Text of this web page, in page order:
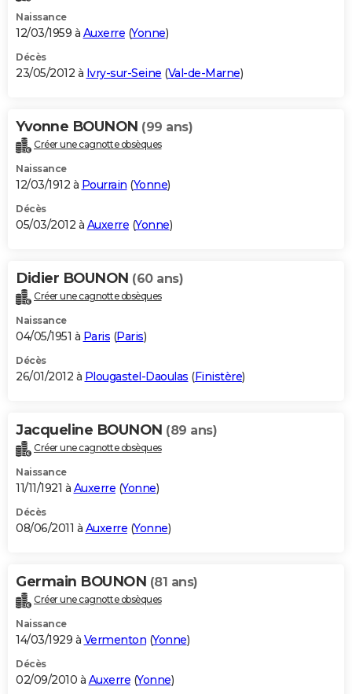
Naissance
12/03/1959 à Auxerre (Yonne)
Décès
23/05/2012 à Ivry-sur-Seine (Val-de-Marne)
Yvonne BOUNON (99 ans)
Créer une cagnotte obsèques
Naissance
12/03/1912 à Pourrain (Yonne)
Décès
05/03/2012 à Auxerre (Yonne)
Didier BOUNON (60 ans)
Créer une cagnotte obsèques
Naissance
04/05/1951 à Paris (Paris)
Décès
26/01/2012 à Plougastel-Daoulas (Finistère)
Jacqueline BOUNON (89 ans)
Créer une cagnotte obsèques
Naissance
11/11/1921 à Auxerre (Yonne)
Décès
08/06/2011 à Auxerre (Yonne)
Germain BOUNON (81 ans)
Créer une cagnotte obsèques
Naissance
14/03/1929 à Vermenton (Yonne)
Décès
02/09/2010 à Auxerre (Yonne)